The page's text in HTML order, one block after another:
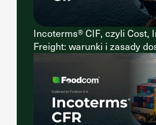
Incoterms® CIF, czyli Cost,
Freight: warunki i zasady